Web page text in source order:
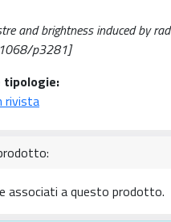
and brightness induced by
p3281]
tipologie:
rivista
associati a questo prodotto.